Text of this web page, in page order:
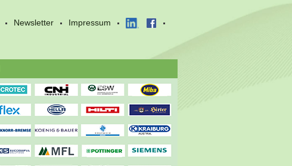
Newsletter Impressum